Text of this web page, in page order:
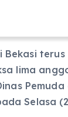
lima
Selasa